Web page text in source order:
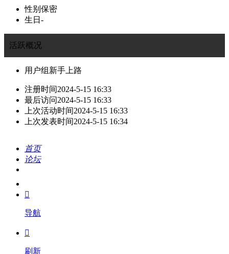
性别 保密
生日 -
活跃概况
用户组 新手上路
注册时间2024-5-15 16:33
最后访问2024-5-15 16:33
上次活动时间2024-5-15 16:33
上次发表时间2024-5-15 16:34
首页
论坛
我的

导航

刷新